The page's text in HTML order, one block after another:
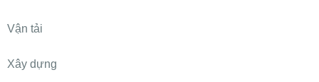
Vận tải
Xây dựng